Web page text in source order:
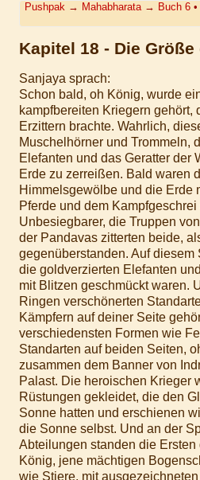
Pushpak → Mahabharata → Buch 6
Kapitel 18 - Die
Sanjaya sprach:
Schon bald, oh König, wurde
kampfbereiten Kriegern gehört,
Erzittern brachte. Wahrlich,
Muschelhörner und Trommeln,
Elefanten und das Geratter der
Erde zu zerreißen. Bald waren
Himmelsgewölbe und die Erde
Pferde und dem Kampfgeschrei
Unbesiegbarer, die Truppen
der Pandavas zitterten beide,
gegenüberstanden. Auf
die goldverzierten Elefanten
mit Blitzen geschmückt waren.
Ringen verschönerten
Kämpfern auf deiner Seite
verschiedensten Formen wie
Standarten auf beiden Seiten,
zusammen dem Banner von
Palast. Die heroischen Krieger
Rüstungen gekleidet, die den
Sonne hatten und erschienen
die Sonne selbst. Und an der
Abteilungen standen die Ersten
König, jene mächtigen
wie Stiere, mit